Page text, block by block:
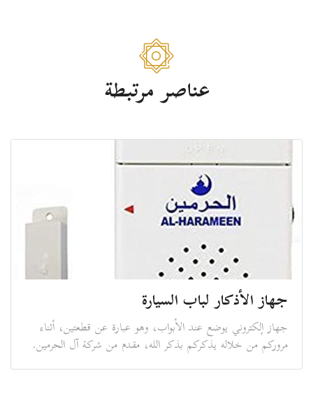
عناصر مرتبطة
جهاز الأذكار لباب السيارة
جهاز إلكتروني يوضع عند الأبواب، وهو عبارة عن قطعتين، أثناء
مروركم من خلاله يذكركم بذكر الله، مقدم من شركة آل الحرمين.